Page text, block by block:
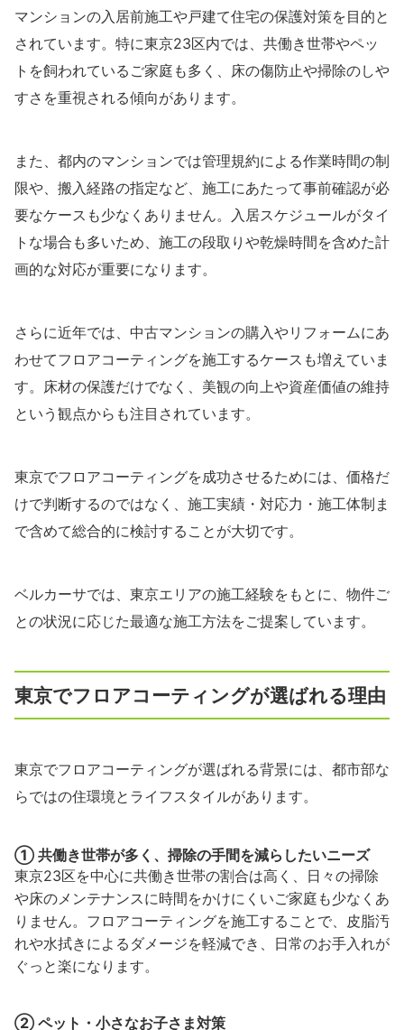
マンションの入居前施工や戸建て住宅の保護対策を目的と
されています。特に東京23区内では、共働き世帯やペッ
トを飼われているご家庭も多く、床の傷防止や掃除のしや
すさを重視される傾向があります。
また、都内のマンションでは管理規約による作業時間の制
限や、搬入経路の指定など、施工にあたって事前確認が必
要なケースも少なくありません。入居スケジュールがタイ
トな場合も多いため、施工の段取りや乾燥時間を含めた計
画的な対応が重要になります。
さらに近年では、中古マンションの購入やリフォームにあ
わせてフロアコーティングを施工するケースも増えていま
す。床材の保護だけでなく、美観の向上や資産価値の維持
という観点からも注目されています。
東京でフロアコーティングを成功させるためには、価格だ
けで判断するのではなく、施工実績・対応力・施工体制ま
で含めて総合的に検討することが大切です。
ベルカーサでは、東京エリアの施工経験をもとに、物件ご
との状況に応じた最適な施工方法をご提案しています。
東京でフロアコーティングが選ばれる理由
東京でフロアコーティングが選ばれる背景には、都市部な
らではの住環境とライフスタイルがあります。
① 共働き世帯が多く、掃除の手間を減らしたいニーズ
東京23区を中心に共働き世帯の割合は高く、日々の掃除
や床のメンテナンスに時間をかけにくいご家庭も少なくあ
りません。フロアコーティングを施工することで、皮脂汚
れや水拭きによるダメージを軽減でき、日常のお手入れが
ぐっと楽になります。
② ペット・小さなお子さま対策